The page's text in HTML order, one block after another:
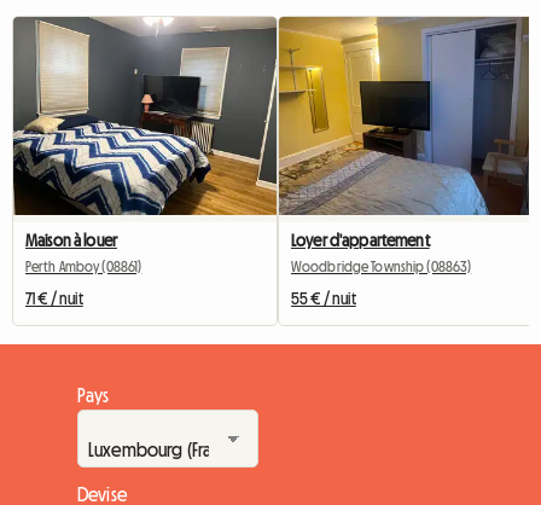
Maison à louer
Perth Amboy (08861)
71 € / nuit
Loyer d'appartement
Woodbridge Township (08863)
55 € / nuit
Pays
Devise